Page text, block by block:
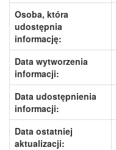
Osoba, która
udostępnia
informację:
Data wytworzenia
informacji:
Data udostępnienia
informacji:
Data ostatniej
aktualizacji: